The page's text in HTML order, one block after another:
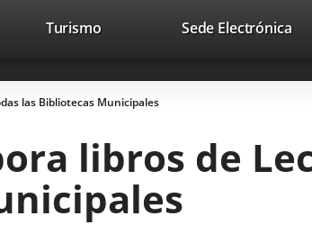
Trabaja con nosotros Contacto
TurismoThis
open
in
pop-
up
window.
Sede ElectrónicaLink
las Bibliotecas Municipales
libros de